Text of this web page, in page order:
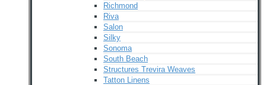
Richmond
Riva
Salon
Silky
Sonoma
South Beach
Structures Trevira Weaves
Tatton Linens